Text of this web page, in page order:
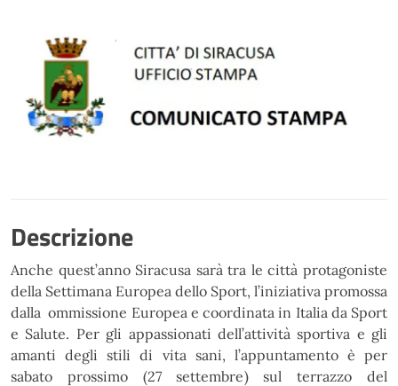
Descrizione
Anche quest’anno Siracusa sarà tra le città protagoniste
della Settimana Europea dello Sport, l’iniziativa promossa
dalla ommissione Europea e coordinata in Italia da Sport
e Salute. Per gli appassionati dell’attività sportiva e gli
amanti degli stili di vita sani, l’appuntamento è per
sabato prossimo (27 settembre) sul terrazzo del